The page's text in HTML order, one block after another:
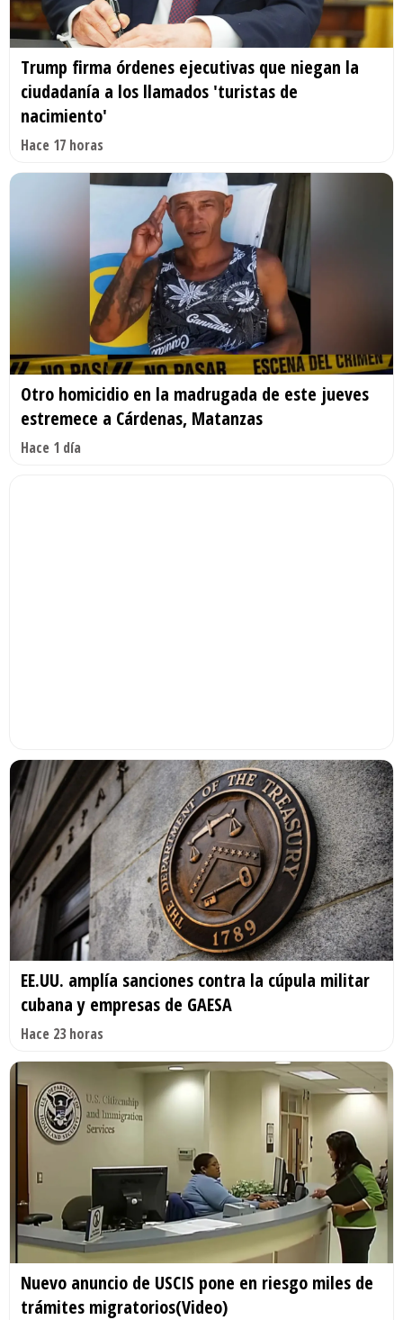
Trump firma órdenes ejecutivas que niegan la
ciudadanía a los llamados 'turistas de
nacimiento'
Hace 17 horas
Otro homicidio en la madrugada de este jueves
estremece a Cárdenas, Matanzas
Hace 1 día
EE.UU. amplía sanciones contra la cúpula militar
cubana y empresas de GAESA
Hace 23 horas
Nuevo anuncio de USCIS pone en riesgo miles de
trámites migratorios(Video)